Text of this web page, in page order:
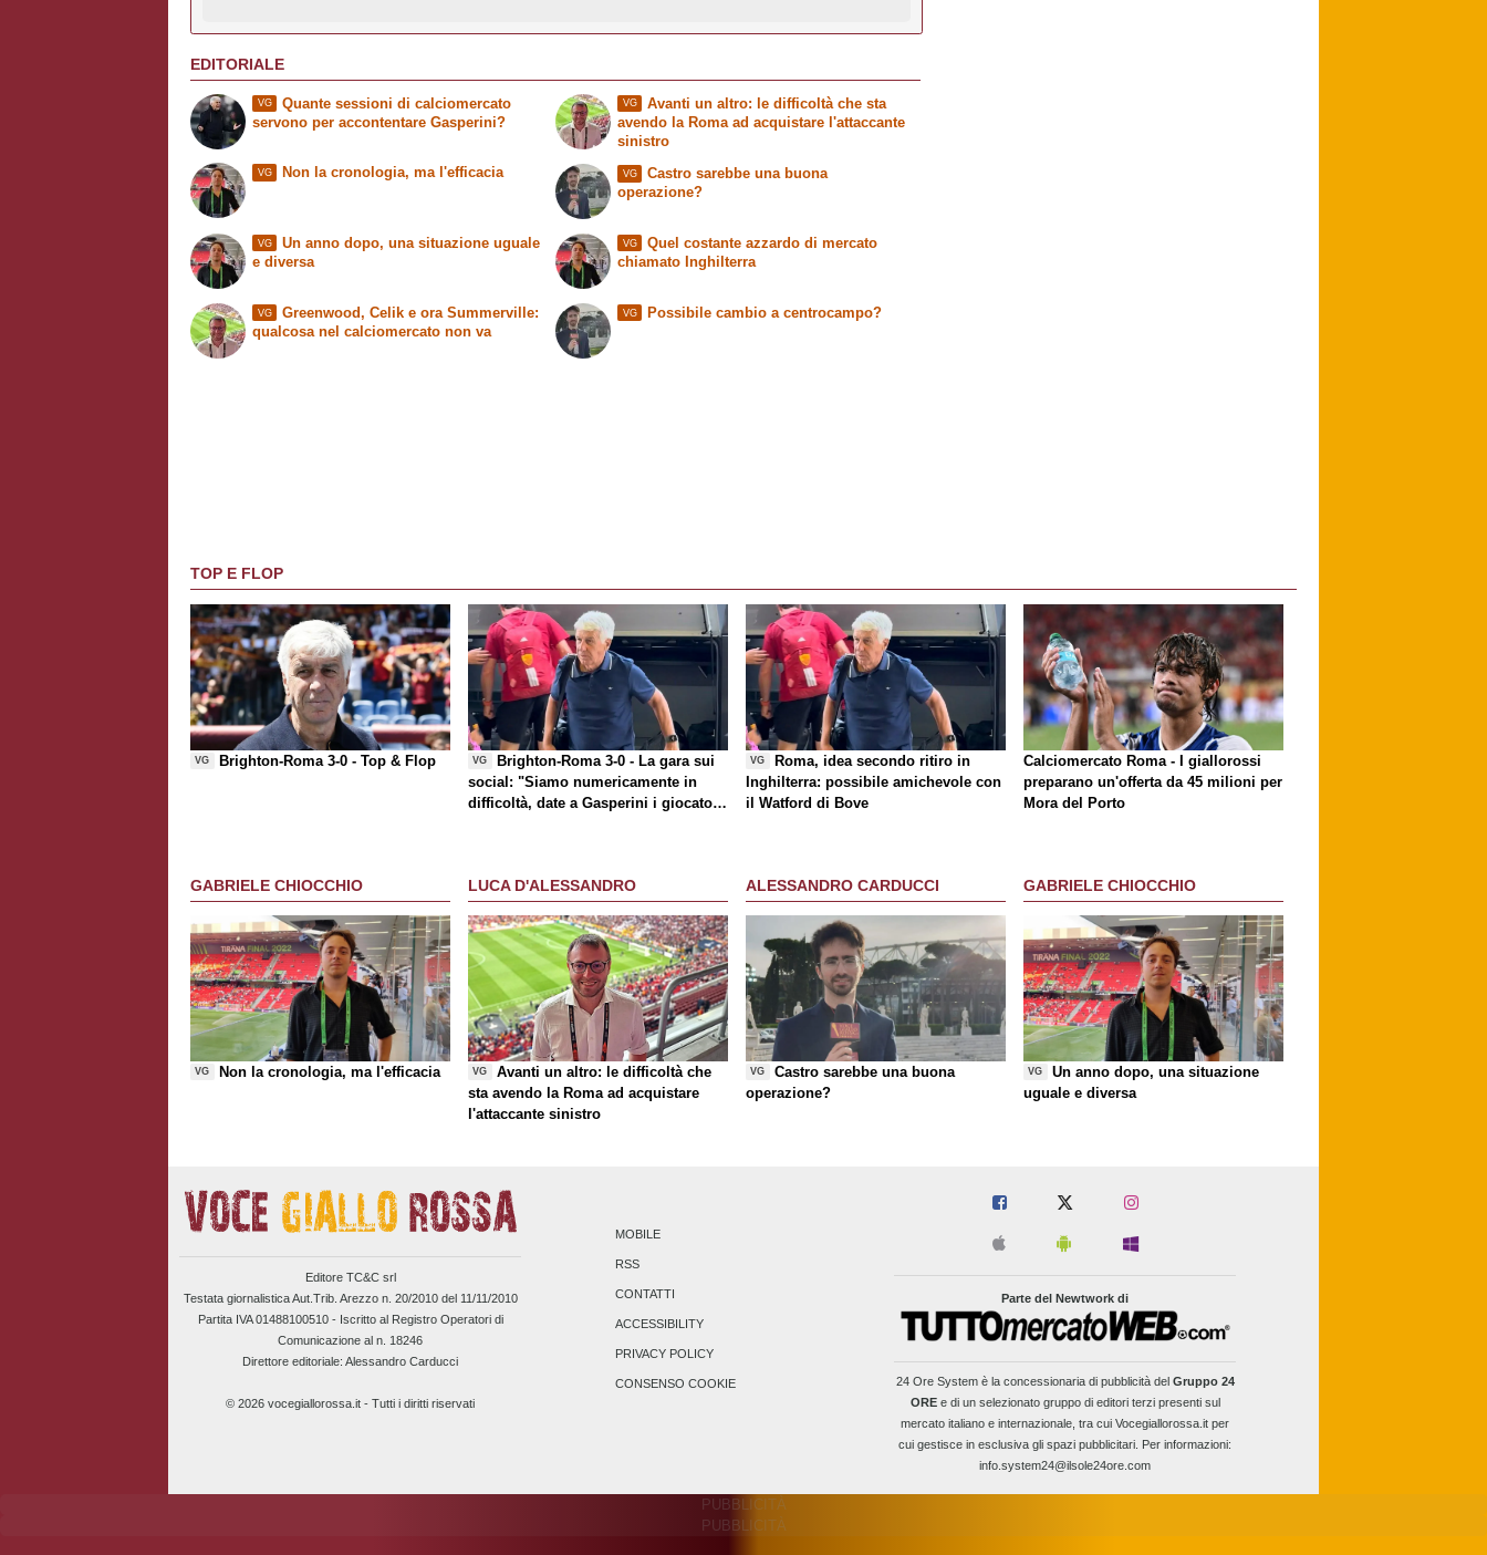
EDITORIALE
VG
Quante sessioni di calciomercato
servono per accontentare Gasperini?
VG Non la cronologia, ma l'efficacia
VG
Avanti un altro: le difficoltà che sta
avendo la Roma ad acquistare l'attaccante
sinistro
VG
Castro sarebbe una buona
operazione?
VG
Un anno dopo, una situazione uguale
e diversa
VG
Greenwood, Celik e ora Summerville:
qualcosa nel calciomercato non va
VG
Quel costante azzardo di mercato
chiamato Inghilterra
VG Possibile cambio a centrocampo?
TOP E FLOP
VG Brighton-Roma 3-0 -Top & Flop VG
Brighton-Roma 3-0 - La gara sui
social: "Siamo numericamente in
difficoltà, date a Gasperini i giocatori
VG
Roma, idea secondo ritiro in
Inghilterra: possibile amichevole con
il Watford di Bove
Calciomercato Roma - I giallorossi
preparano un'offerta da 45 milioni per
Mora del Porto
GABRIELE CHIOCCHIO
VG Non la cronologia, ma l'efficacia
LUCA D'ALESSANDRO
VG
Avanti un altro: le difficoltà che
sta avendo la Roma ad acquistare
l'attaccante sinistro
ALESSANDRO CARDUCCI
VG
Castro sarebbe una buona
operazione?
GABRIELE CHIOCCHIO
VG
Un anno dopo, una situazione
uguale e diversa
Editore TC&C srl
Testata giornalistica Aut.Trib. Arezzo n. 20/2010 del 11/11/2010
Partita IVA 01488100510 - Iscritto al Registro Operatori di
Comunicazione al n. 18246
Direttore editoriale: Alessandro Carducci
© 2026 vocegiallorossa.it - Tutti i diritti riservati
MOBILE
RSS
CONTATTI
ACCESSIBILITY
PRIVACY POLICY
CONSENSO COOKIE
Parte del Newtwork di
24 Ore Systemè la concessionaria di pubblicità del Gruppo 24
OREe di un selezionato gruppo di editori terzi presenti sul
mercato italiano e internazionale, tra cui Vocegiallorossa.it per
cui gestisce in esclusiva gli spazi pubblicitari. Per informazioni:
info.system24@ilsole24ore.com